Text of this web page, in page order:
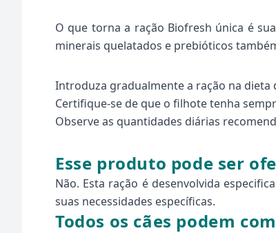
O que torna a ração Biofresh única é
minerais quelatados e prebióticos
Introduza gradualmente a ração na
Certifique-se de que o filhote tenha
Observe as quantidades diárias
Esse produto pode ser
Não. Esta ração é desenvolvida
suas necessidades específicas.
Todos os cães podem